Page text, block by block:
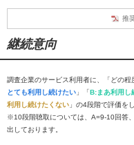
推
継続意向
調査企業のサービス利用者に、「どの
とても利用し続けたい 」「B:まあ利用し
利用し続けたくない 」の4段階で評価を
※10段階聴取については、A=9-10回答
出しております。